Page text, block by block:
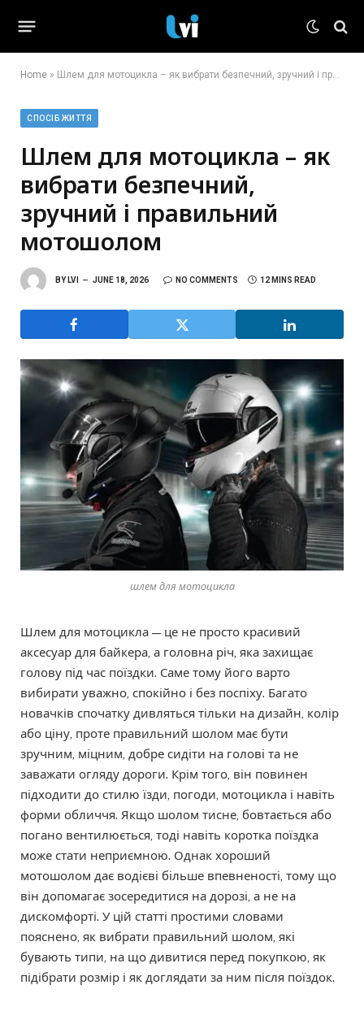
Home » Шлем для мотоцикла – як вибрати безпечний, зручний і правильний мотошолом
СПОСІБ ЖИТТЯ
Шлем для мотоцикла – як
вибрати безпечний,
зручний і правильний
мотошолом
BY LVI JUNE 18, 2026 NO COMMENTS 12 MINS READ
шлем для мотоцикла
Шлем для мотоцикла — це не просто красивий
аксесуар для байкера, а головна річ, яка захищає
голову під час поїздки. Саме тому його варто
вибирати уважно, спокійно і без поспіху. Багато
новачків спочатку дивляться тільки на дизайн, колір
або ціну, проте правильний шолом має бути
зручним, міцним, добре сидіти на голові та не
заважати огляду дороги. Крім того, він повинен
підходити до стилю їзди, погоди, мотоцикла і навіть
форми обличчя. Якщо шолом тисне, бовтається або
погано вентилюється, тоді навіть коротка поїздка
може стати неприємною. Однак хороший
мотошолом дає водієві більше впевненості, тому що
він допомагає зосередитися на дорозі, а не на
дискомфорті. У цій статті простими словами
пояснено, як вибрати правильний шолом, які
бувають типи, на що дивитися перед покупкою, як
підібрати розмір і як доглядати за ним після поїздок.